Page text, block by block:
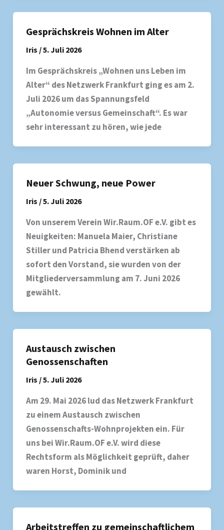
Gesprächskreis Wohnen im Alter
Iris /5. Juli 2026
Im Gesprächskreis „Wohnen uns Leben im
Alter“ des Netzwerk Frankfurt ging es am 2.
Juli 2026 um das Spannungsfeld
„Autonomie versus Gemeinschaft“. Es war
sehr interessant zu hören, wie jede
Neuer Schwung, neue Power
Iris /5. Juli 2026
Von unserem Verein Wir.Raum.OF e.V. gibt es
Neuigkeiten: Manuela Maier, Christiane
Stiller und Patricia Bhend verstärken ab
sofort den Vorstand, sie wurden von der
Mitgliederversammlung am 7. Juni 2026
gewählt.
Austausch zwischen
Genossenschaften
Iris /5. Juli 2026
Am 29. Mai 2026 lud das Netzwerk Frankfurt
zu einem Austausch zwischen
Genossenschafts-Wohnprojekten ein. Für
uns bei Wir.Raum.OF e.V. wird diese
Rechtsform als Möglichkeit geprüft, daher
waren Horst, Dominik und
Arbeitstreffen zu gemeinschaftlichem